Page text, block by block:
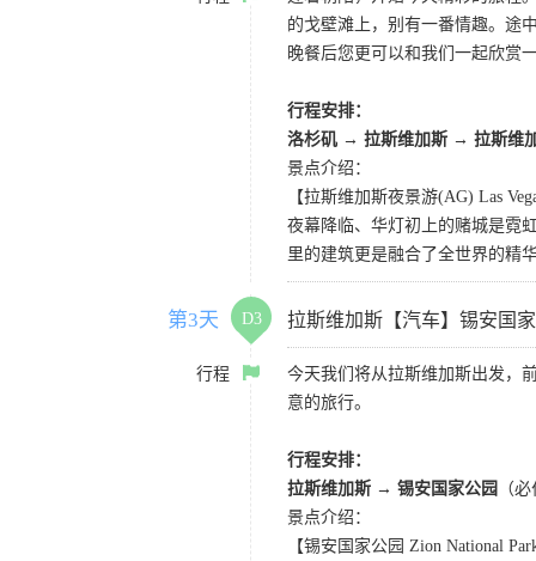
的戈壁滩上，别有一番情趣。途
晚餐后您更可以和我们一起欣赏
行程安排：
洛杉矶 → 拉斯维加斯 → 拉斯维
景点介绍：
【拉斯维加斯夜景游(AG) Las
夜幕降临、华灯初上的赌城是霓
里的建筑更是融合了全世界的精
第3天 D3 拉斯维加斯【汽车】锡安国
行程
今天我们将从拉斯维加斯出发，
意的旅行。
行程安排：
拉斯维加斯 → 锡安国家公园
（
景点介绍：
【锡安国家公园 Zion National